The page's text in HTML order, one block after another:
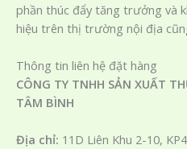
phần thúc đẩy tăng trưởng và
hiệu trên thị trường nội địa
Thông tin liên hệ đặt hàng
CÔNG TY TNHH SẢN XUẤT
TÂM BÌNH
Địa chỉ: 11D Liên Khu 2-10,